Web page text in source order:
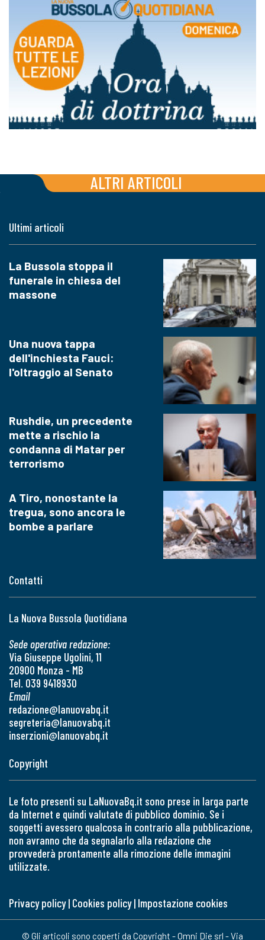
ALTRI ARTICOLI
Contatti
La Nuova Bussola Quotidiana
Sede operativa redazione:
Via Giuseppe Ugolini, 11
20900 Monza - MB
Tel. 039 9418930
Email
redazione@lanuovabq.it
segreteria@lanuovabq.it
inserzioni@lanuovabq.it
Ultimi articoli
La Bussola stoppa il
funerale in chiesa del
massone
Una nuova tappa
dell'inchiesta Fauci:
l'oltraggio al Senato
Rushdie, un precedente
mette a rischio la
condanna di Matar per
terrorismo
A Tiro, nonostante la
tregua, sono ancora le
bombe a parlare
Copyright
Le foto presenti su LaNuovaBq.it sono prese in larga parte
da Internet e quindi valutate di pubblico dominio. Se i
soggetti avessero qualcosa in contrario alla pubblicazione,
non avranno che da segnalarlo alla redazione che
provvederà prontamente alla rimozione delle immagini
utilizzate.
Privacy policy| Cookies policy| Impostazione cookies
© Gli articoli sono coperti da Copyright - Omni Die srl - Via